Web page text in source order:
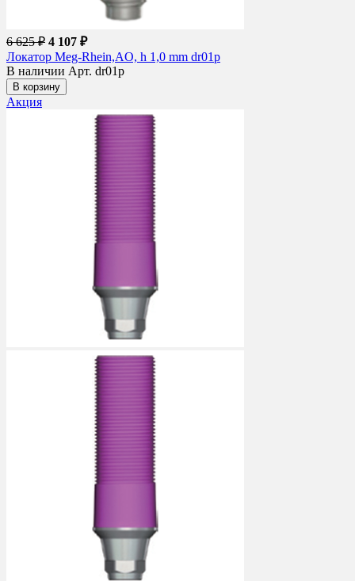
6 625 ₽ 4 107 ₽
Локатор Meg-Rhein,AO, h 1,0 mm dr01p
В наличии Арт. dr01p
В корзину
Акция